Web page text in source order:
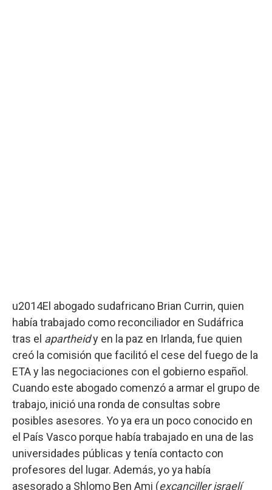
u2014El abogado sudafricano Brian Currin, quien
había trabajado como reconciliador en Sudáfrica
tras el apartheidy en la paz en Irlanda, fue quien
creó la comisión que facilitó el cese del fuego de la
ETA y las negociaciones con el gobierno español.
Cuando este abogado comenzó a armar el grupo de
trabajo, inició una ronda de consultas sobre
posibles asesores. Yo ya era un poco conocido en
el País Vasco porque había trabajado en una de las
universidades públicas y tenía contacto con
profesores del lugar. Además, yo ya había
asesorado a Shlomo Ben Ami (excanciller israelí